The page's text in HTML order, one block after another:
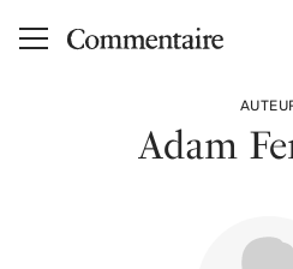
Aller au contenu principal
Adam